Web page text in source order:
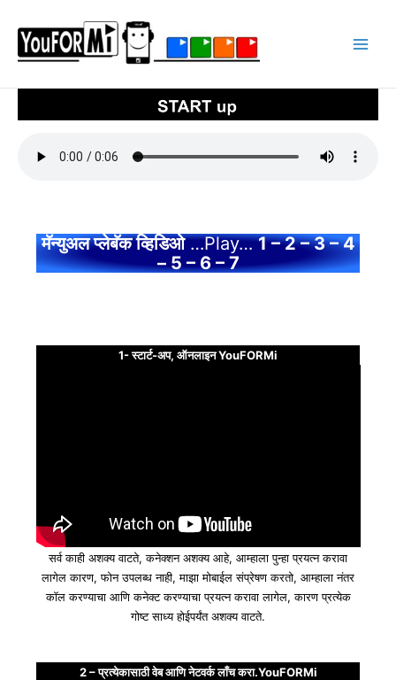
contenido
मॅन्युअल प्लेबॅक व्हिडिओ…Play…1 – 2 – 3 – 4
– 5 – 6 – 7
1- स्टार्ट-अप, ऑनलाइन YouFORMi
सर्व काही अशक्य वाटते, कनेक्शन अशक्य आहे, आम्हाला पुन्हा प्रयत्न करावा
लागेल कारण, फोन उपलब्ध नाही, माझा मोबाईल संप्रेषण करतो, आम्हाला नंतर
कॉल करण्याचा आणि कनेक्ट करण्याचा प्रयत्न करावा लागेल, कारण प्रत्येक
गोष्ट साध्य होईपर्यंत अशक्य वाटते.
2 – प्रत्येकासाठी वेब आणि नेटवर्क लाँच करा.YouFORMi